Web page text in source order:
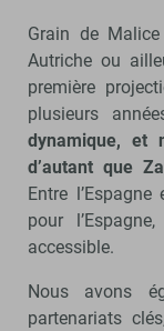
Grain de
Autriche ou
première
plusieurs
dynamique, et
d’autant que
Entre
pour
accessible.
Nous avons
partenariats